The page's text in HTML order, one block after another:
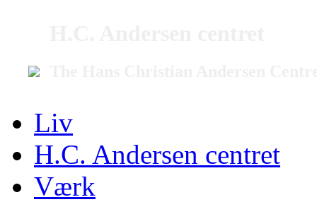
Liv
H.C. Andersen centret
Værk